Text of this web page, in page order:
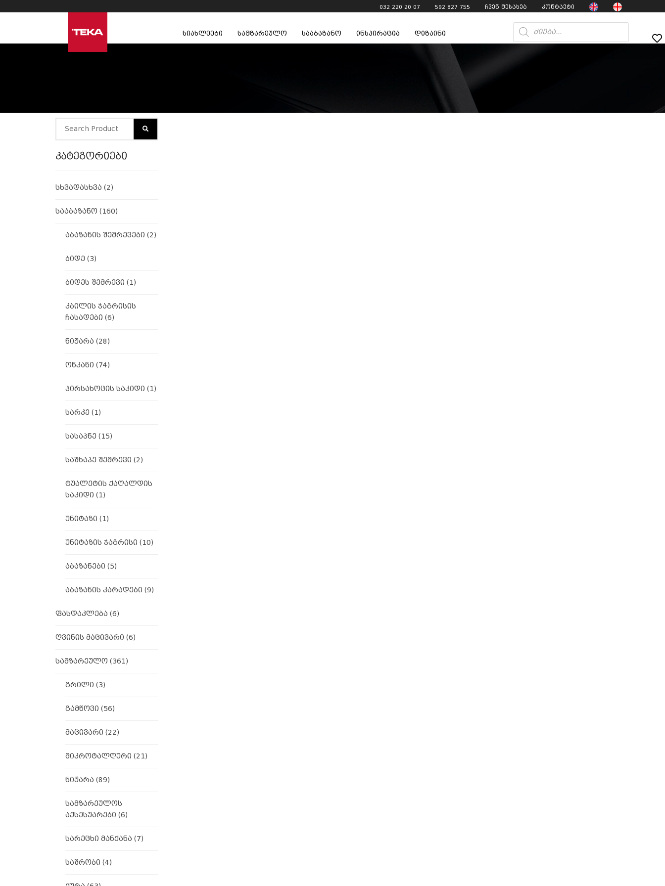
032 220 20 07 592 827 755 ჩვენ შესახებ კონტაქტი
სიახლეები სამზარეულო სააბაზანო ინსპირაცია დიზაინი
კატეგორიები
სხვადასხვა (2)
სააბაზანო (160)
აბაზანის შემრევები (2)
ბიდე (3)
ბიდეს შემრევი (1)
კბილის ჯაგრისის
ჩასადები (6)
ნიჟარა (28)
ონკანი (74)
პირსახოცის საკიდი (1)
სარკე (1)
სასაპნე (15)
საშხაპე შემრევი (2)
ტუალეტის ქაღალდის
საკიდი (1)
უნიტაზი (1)
უნიტაზის ჯაგრისი (10)
აბაზანები (5)
აბაზანის კარადები (9)
ფასდაკლება (6)
ღვინის მაცივარი (6)
სამზარეულო (361)
გრილი (3)
გამწოვი (56)
მაცივარი (22)
მიკროტალღური (21)
ნიჟარა (89)
სამზარეულოს
აქსესუარები (6)
სარეცხი მანქანა (7)
საშრობი (4)